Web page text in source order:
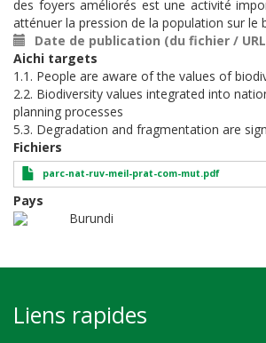
des foyers améliorés est une activité
atténuer la pression de la population sur le
Date de publication (du fichier /
Aichi targets
1.1. People are aware of the values of
2.2. Biodiversity values integrated into
planning processes
5.3. Degradation and fragmentation are
Fichiers
parc-nat-ruv-meil-prat-com-mut.pdf
Pays
Burundi
Liens rapides